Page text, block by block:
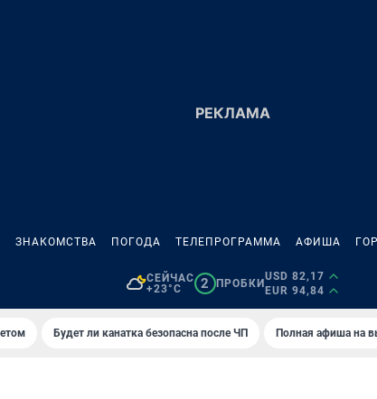
ЗНАКОМСТВА ПОГОДА ТЕЛЕПРОГРАММА АФИША
СЕЙЧАС
+23°C
2 ПРОБКИ
USD 82,17
EUR 94,84
Будет ли канатка безопасна после ЧП Полная афиша на